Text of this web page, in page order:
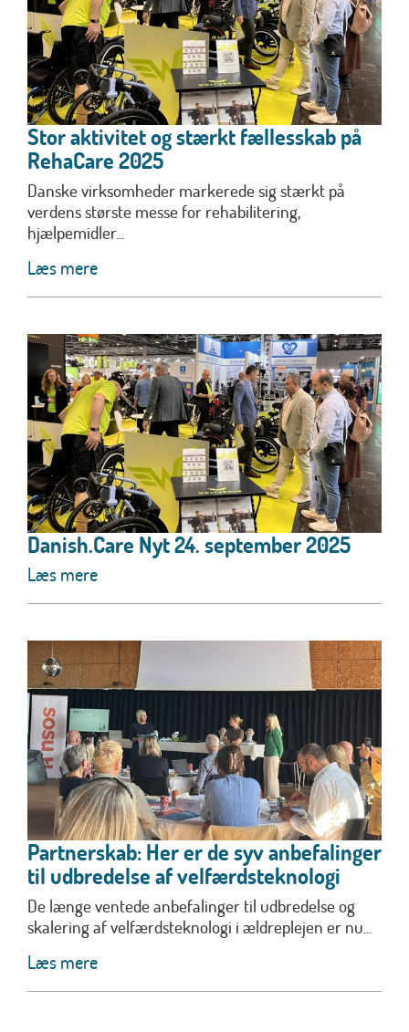
Stor aktivitet og stærkt fællesskab på
RehaCare 2025
Danske virksomheder markerede sig stærkt på
verdens største messe for rehabilitering,
hjælpemidler...
Læs mere
Danish.Care Nyt 24. september 2025
Læs mere
Partnerskab: Her er de syv anbefalinger
til udbredelse af velfærdsteknologi
De længe ventede anbefalinger til udbredelse og
skalering af velfærdsteknologi i ældreplejen er nu...
Læs mere